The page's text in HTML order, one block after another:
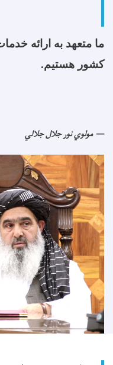
ما متعهد به ارائه
کشور هستیم.
مولوي نور جلال جلالي